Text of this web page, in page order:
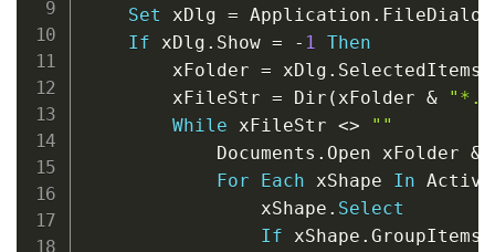
Set xDlg = Application . FileDialog
If xDlg . Show = - 1 Then
        xFolder
= xDlg . SelectedItems
        xFileStr
= Dir ( xFolder &
While xFileStr <>
""
            Documents
. Open xFolder &
For
Each xShape In
                xShape
. Select
If xShape . GroupItems